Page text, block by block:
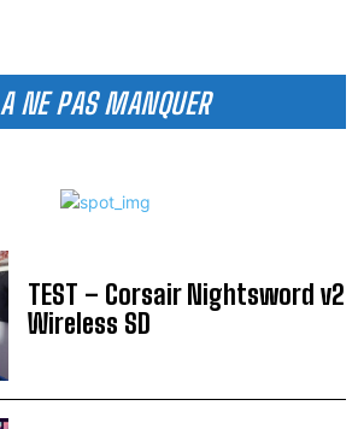
A NE PAS MANQUER
TEST – Corsair Nightsword v2
Wireless SD